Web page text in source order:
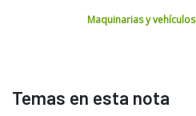
Maquinarias y vehículos
Temas en esta nota